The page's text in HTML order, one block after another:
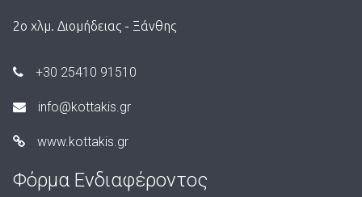
2ο χλμ. Διομήδειας - Ξάνθης
+30 25410 91510
info@kottakis.gr
www.kottakis.gr
Φόρμα Ενδιαφέροντος